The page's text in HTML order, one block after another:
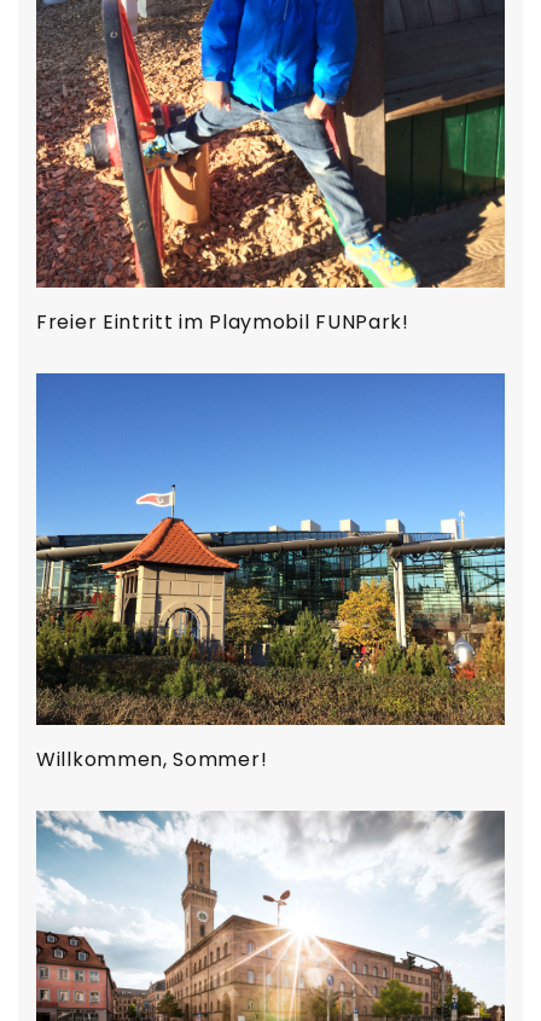
Freier Eintritt im Playmobil FUNPark!
Willkommen, Sommer!